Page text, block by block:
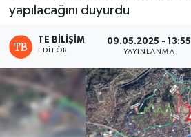
yapılacağını duyurdu
TE BILIŞIM
EDITÖR
09.05.2025 - 13:55
YAYINLANMA